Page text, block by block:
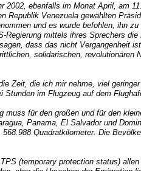
2002, ebenfalls im Monat April, am
Republik Venezuela gewählten
und es wurde befohlen, ihn
Regierung mittels ihres Sprechers
dass das nicht Vergangenheit
solidarischen, revolutionären
Zeit, die ich mir nehme, viel
Stunden im Flugzeug auf dem
muss für den großen und für den
Panama, El Salvador und
Quadratkilometer. Die
(temporary protection status)